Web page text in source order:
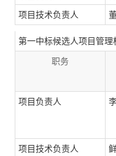
项目技术负责人
第一中标候选人项目管
职务
项目负责人
项目技术负责人